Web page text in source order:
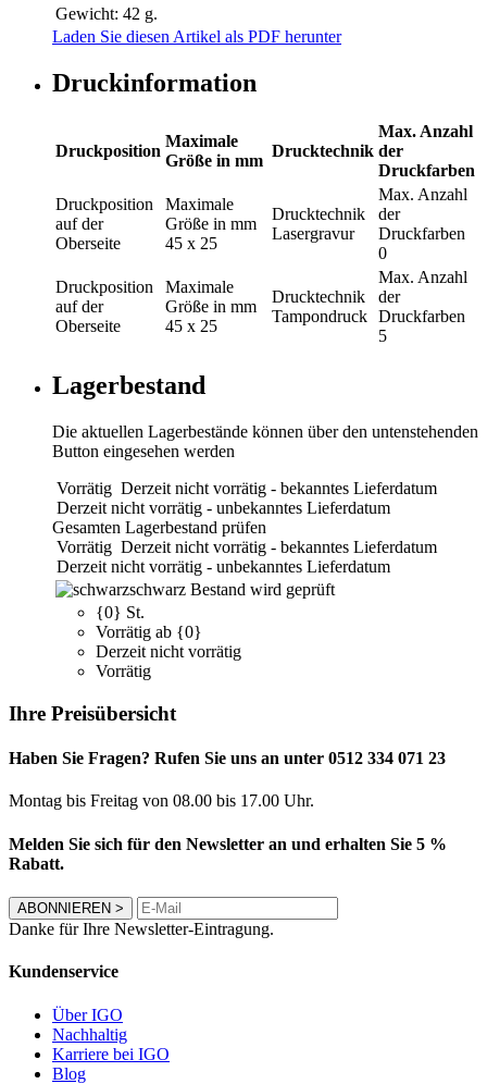
Gewicht: 42 g.
Laden Sie diesen Artikel als PDF herunter
Druckinformation
Druckposition
Maximale
Größe in mm
Drucktechnik
Max. Anzahl
der
Druckfarben
Druckposition
auf der
Oberseite
Maximale
Größe in mm
45 x 25
Drucktechnik
Lasergravur
Max. Anzahl
der
Druckfarben
0
Druckposition
auf der
Oberseite
Maximale
Größe in mm
45 x 25
Drucktechnik
Tampondruck
Max. Anzahl
der
Druckfarben
5
Lagerbestand
Die aktuellen Lagerbestände können über den untenstehenden
Button eingesehen werden
Vorrätig Derzeit nicht vorrätig - bekanntes Lieferdatum
Derzeit nicht vorrätig - unbekanntes Lieferdatum
Gesamten Lagerbestand prüfen
Vorrätig Derzeit nicht vorrätig - bekanntes Lieferdatum
Derzeit nicht vorrätig - unbekanntes Lieferdatum
schwarz Bestand wird geprüft
{0} St.
Vorrätig ab {0}
Derzeit nicht vorrätig
Vorrätig
Ihre Preisübersicht
Haben Sie Fragen? Rufen Sie uns an unter 0512 334 071 23
Montag bis Freitag von 08.00 bis 17.00 Uhr.
Melden Sie sich für den Newsletter an und erhalten Sie 5 %
Rabatt.
ABONNIEREN >
Danke für Ihre Newsletter-Eintragung.
Kundenservice
Über IGO
Nachhaltig
Karriere bei IGO
Blog